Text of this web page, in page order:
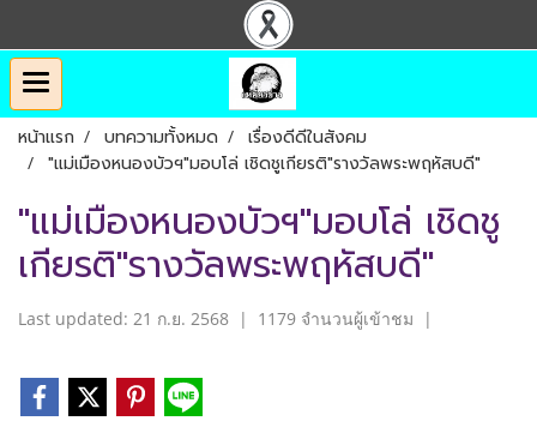
หน้าแรก บทความทั้งหมด
เรื่องดีดีในสังคม
"แม่เมืองหนองบัวฯ"มอบโล่ เชิดชูเกียรติ"รางวัลพระพฤหัสบดี"
"แม่เมืองหนองบัวฯ"มอบโล่ เชิดชู
เกียรติ"รางวัลพระพฤหัสบดี"
Last updated: 21 ก.ย. 2568 | 1179 จำนวนผู้เข้าชม |